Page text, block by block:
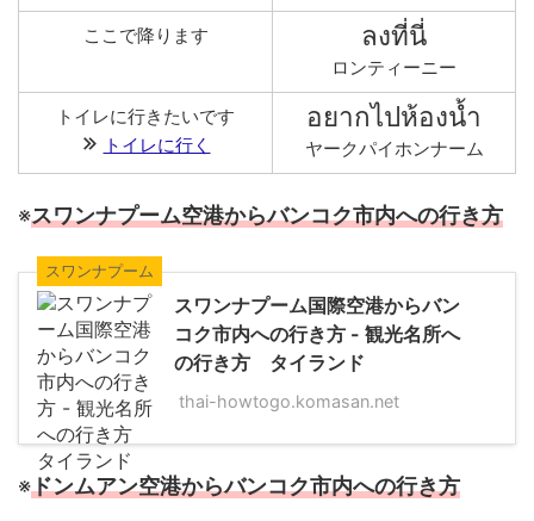
ここで降ります ลงที่นี่
ロンティーニー
トイレに行きたいです
トイレに行く
อยากไปห้องน้ำ
ヤークパイホンナーム
※スワンナプーム空港からバンコク市内への行き方
スワンナプーム
スワンナプーム国際空港からバン
コク市内への行き方 - 観光名所へ
の行き方 タイランド
thai-howtogo.komasan.net
※ドンムアン空港からバンコク市内への行き方